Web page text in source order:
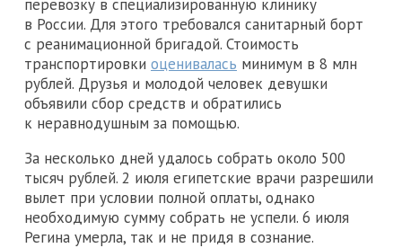
перевозку в специализированную клинику
в России. Для этого требовался санитарный борт
с реанимационной бригадой. Стоимость
транспортировки оценивалась минимум в 8 млн
рублей. Друзья и молодой человек девушки
объявили сбор средств и обратились
к неравнодушным за помощью.
За несколько дней удалось собрать около 500
тысяч рублей. 2 июля египетские врачи разрешили
вылет при условии полной оплаты, однако
необходимую сумму собрать не успели. 6 июля
Регина умерла, так и не придя в сознание.